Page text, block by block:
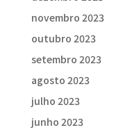
novembro 2023
outubro 2023
setembro 2023
agosto 2023
julho 2023
junho 2023